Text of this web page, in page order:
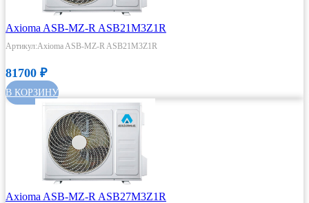
Axioma ASB-MZ-R ASB21M3Z1R
Артикул:Axioma ASB-MZ-R ASB21M3Z1R
81700 ₽
В КОРЗИНУ
Axioma ASB-MZ-R ASB27M3Z1R